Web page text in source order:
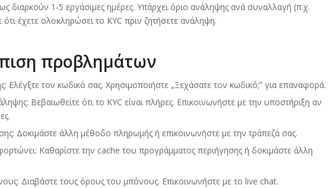
διαρκούν 1-5 εργάσιμες ημέρες. Υπάρχει όριο ανάληψης ανά συναλλαγή (π.χ.
ότι έχετε ολοκληρώσει το KYC πριν ζητήσετε ανάληψη.
προβλημάτων
Ελέγξτε τον κωδικό σας. Χρησιμοποιήστε „Ξεχάσατε τον κωδικό;” για επαναφορά.
Βεβαιωθείτε ότι το KYC είναι πλήρες. Επικοινωνήστε με την υποστήριξη αν
Δοκιμάστε άλλη μέθοδο πληρωμής ή επικοινωνήστε με την τράπεζά σας.
Καθαρίστε την cache του προγράμματος περιήγησης ή δοκιμάστε άλλη
Διαβάστε τους όρους του μπόνους. Επικοινωνήστε με το live chat.